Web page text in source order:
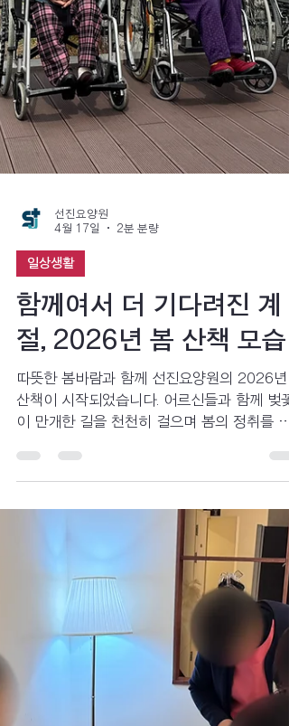
선진요양원
함께여서 더 기다려진 계
절, 2026년 봄 산책 모습
따뜻한 봄바람과 함께 선진요양원의 2026년
산책이 시작되었습니다. 어르신들과 함께 벚꽃
이 만개한 길을 천천히 걸으며 봄의 정취를 만
하고, 아름다운 풍경 속에서 웃음과 추억을 나
는 소중한 시간을 보냈습니다. 함께 걸어서 더
특별했던 선진요양원의 따뜻한 봄날 이야기를